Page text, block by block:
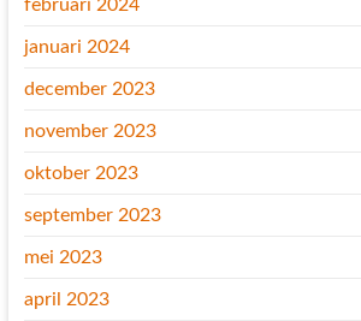
februari 2024
januari 2024
december 2023
november 2023
oktober 2023
september 2023
mei 2023
april 2023